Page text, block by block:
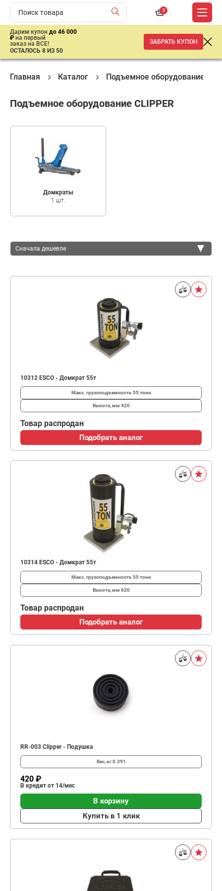
0
Дарим купон до 46 000
₽ на первый
заказ на ВСЕ!
ОСТАЛОСЬ 8 ИЗ 50
ЗАБРАТЬ КУПОН
Главная Каталог Подъемное оборудование
Подъемное оборудование CLIPPER
Домкраты
1 шт.
Сначала дешевле
10312 ESCO - Домкрат 55т
Макс. грузоподъемность55 тонн
Высота, мм 420
Товар распродан
Подобрать аналог
10314 ESCO - Домкрат 55т
Макс. грузоподъемность55 тонн
Высота, мм 620
Товар распродан
Подобрать аналог
RR-003 Clipper - Подушка
Вес, кг0.391
420 ₽
В кредит от 14/мес
В корзину
Купить в 1 клик